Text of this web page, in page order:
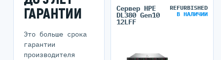
ГАРАНТИИ
Это больше срока
гарантии
производителя
Сервер HPE
DL380 Gen10
12LFF
REFURBISHED
В НАЛИЧИИ